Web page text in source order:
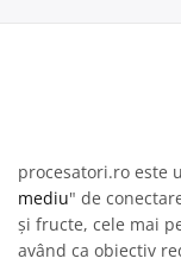
procesatori.ro este
mediu" de
și fructe, cele mai
având ca obiectiv